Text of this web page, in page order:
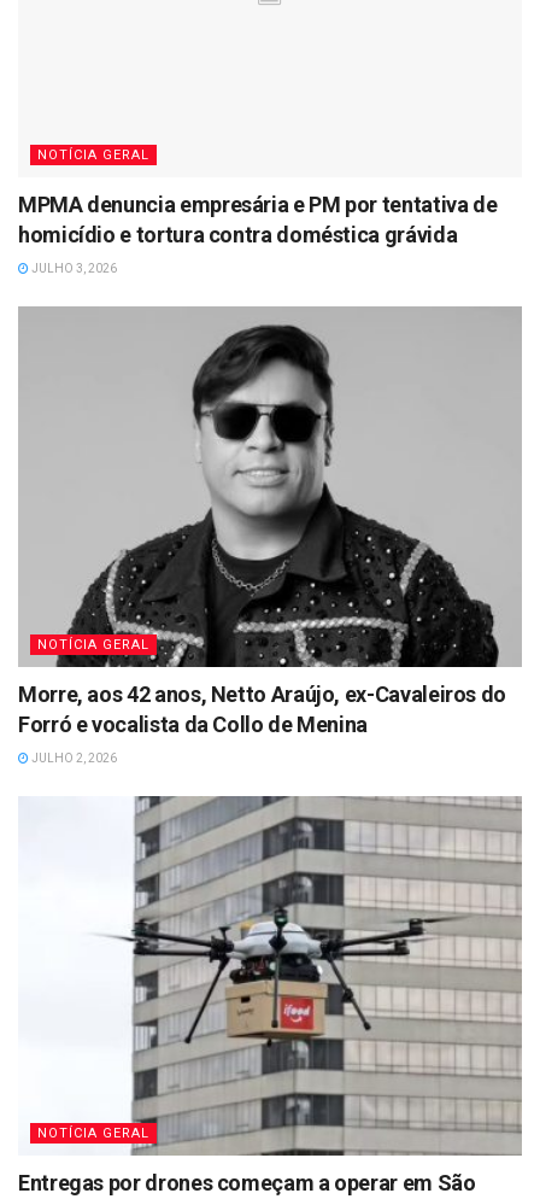
NOTÍCIA GERAL
MPMA denuncia empresária e PM por tentativa de
homicídio e tortura contra doméstica grávida
JULHO 3, 2026
NOTÍCIA GERAL
Morre, aos 42 anos, Netto Araújo, ex-Cavaleiros do
Forró e vocalista da Collo de Menina
JULHO 2, 2026
NOTÍCIA GERAL
Entregas por drones começam a operar em São